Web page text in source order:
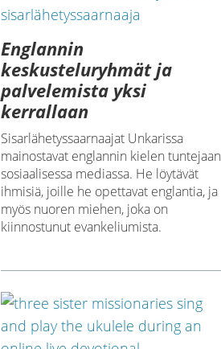
Englannin
keskusteluryhmät ja
palvelemista yksi
kerrallaan
Sisarlähetyssaarnaajat Unkarissa
mainostavat englannin kielen tuntejaan
sosiaalisessa mediassa. He löytävät
ihmisiä, joille he opettavat englantia, ja
myös nuoren miehen, joka on
kiinnostunut evankeliumista.